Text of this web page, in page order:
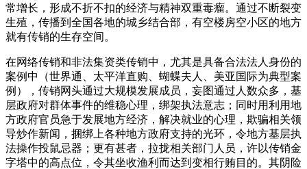
常增长，形成不折不扣的经济与精神双重毒瘤。通过不断裂变
生殖，传播到全国各地的城乡结合部，有空楼房空小区的地方
就有传销的生存空间。
在网络传销和非法集资类传销中，尤其是具备合法法人身份的
案例中（世界通、太平洋直购、蝴蝶夫人、美亚国际为典型案
例），传销网头通过大规模发展成员，妄图通过人数众多，基
层政府对群体事件的维稳心理，绑架执法意志；同时用利用地
方政府官员急于发展地方经济，解决就业的心理，欺骗相关领
导炒作新闻，捆绑上各种地方政府支持的光环，令地方基层执
法操作投鼠忌器；更有甚者，拉拢相关部门人员，许以传销金
字塔中的高点位，令其坐收渔利而达到变相行贿目的。其阴险